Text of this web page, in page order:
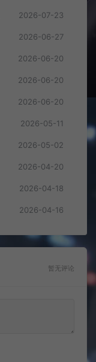
2026-07-23
2026-06-27
2026-06-20
2026-06-20
2026-06-20
2026-05-11
2026-05-02
2026-04-20
2026-04-18
2026-04-16
暂无评论